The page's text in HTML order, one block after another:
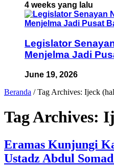
4 weeks yang lalu
Legislator
Menjelma Jadi
June 19, 2026
Beranda / Tag Archives: Ijeck
Tag Archives:
Eramas Kunjungi
Ustadz Abdul